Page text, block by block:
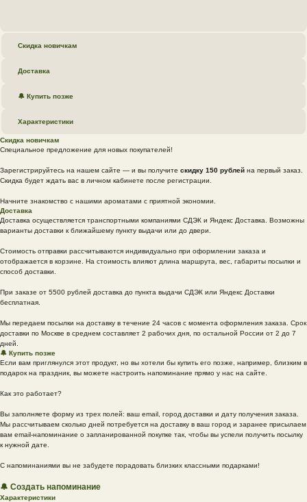
Скидка новичкам
Доставка
🔔 Купить позже
Характеристики
Скидка новичкам
Специальное предложение для новых покупателей!
Зарегистрируйтесь на нашем сайте — и вы получите скидку 150 рублей на первый заказ.
Скидка будет ждать вас в личном кабинете после регистрации.
Начните знакомство с нашими ароматами с приятной экономии.
Доставка
Доставка осуществляется транспортными компаниями СДЭК и Яндекс Доставка. Возможны
варианты доставки к ближайшему пункту выдачи или до двери.
Стоимость отправки рассчитываются индивидуально при оформлении заказа и
отображается в корзине. На стоимость влияют длина маршрута, вес, габариты посылки и
способ доставки.
При заказе от 5500 рублей доставка до пункта выдачи СДЭК или Яндекс Доставки
бесплатная.
Мы передаем посылки на доставку в течение 24 часов с момента оформления заказа. Срок
доставки по Москве в среднем составляет 2 рабочих дня, по остальной России от 2 до 7
дней.
🔔 Купить позже
Если вам приглянулся этот продукт, но вы хотели бы купить его позже, например, близким в
подарок на праздник, вы можете настроить напоминание прямо у нас на сайте.
Как это работает?
Вы заполняете форму из трех полей: ваш email, город доставки и дату получения заказа.
Мы рассчитываем сколько дней потребуется на доставку в ваш город и заранее присылаем
вам email-напоминание о запланированной покупке так, чтобы вы успели получить посылку
к нужной дате.
С напоминаниями вы не забудете порадовать близких классными подарками!
🔔 Создать напоминание
Характеристики